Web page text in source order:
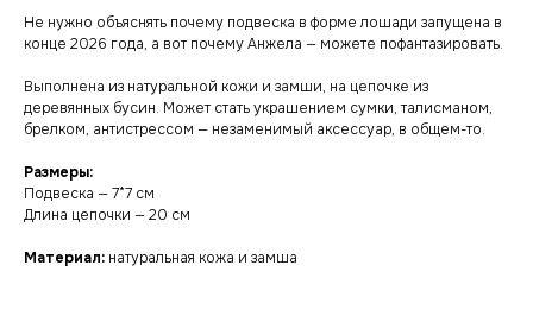
Не нужно объяснять почему подвеска в форме лошади запущена в
конце 2026 года, а вот почему Анжела — можете пофантазировать.
Выполнена из натуральной кожи и замши, на цепочке из
деревянных бусин. Может стать украшением сумки, талисманом,
брелком, антистрессом — незаменимый аксессуар, в общем-то.
Размеры:
Подвеска — 7*7 см
Длина цепочки — 20 см
Материал: натуральная кожа и замша